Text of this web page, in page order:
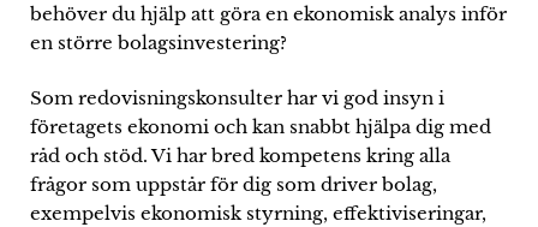
behöver du hjälp att göra en ekonomisk analys inför
en större bolagsinvestering?
Som redovisningskonsulter har vi god insyn i
företagets ekonomi och kan snabbt hjälpa dig med
råd och stöd. Vi har bred kompetens kring alla
frågor som uppstår för dig som driver bolag,
exempelvis ekonomisk styrning, effektiviseringar,